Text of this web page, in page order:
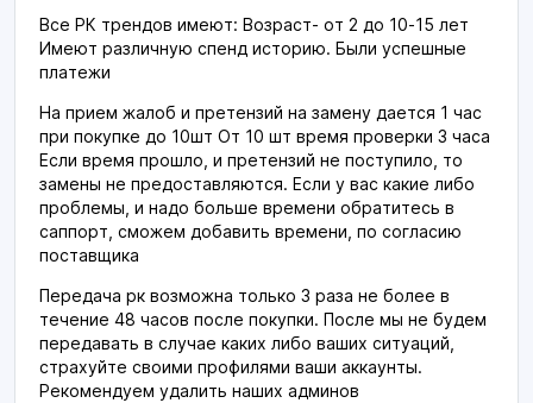
Все РК трендов имеют: Возраст- от 2 до 10-15 лет
Имеют различную спенд историю. Были успешные
платежи
На прием жалоб и претензий на замену дается 1 час
при покупке до 10шт От 10 шт время проверки 3 часа
Если время прошло, и претензий не поступило, то
замены не предоставляются. Если у вас какие либо
проблемы, и надо больше времени обратитесь в
саппорт, сможем добавить времени, по согласию
поставщика
Передача рк возможна только 3 раза не более в
течение 48 часов после покупки. После мы не будем
передавать в случае каких либо ваших ситуаций,
страхуйте своими профилями ваши аккаунты.
Рекомендуем удалить наших админов